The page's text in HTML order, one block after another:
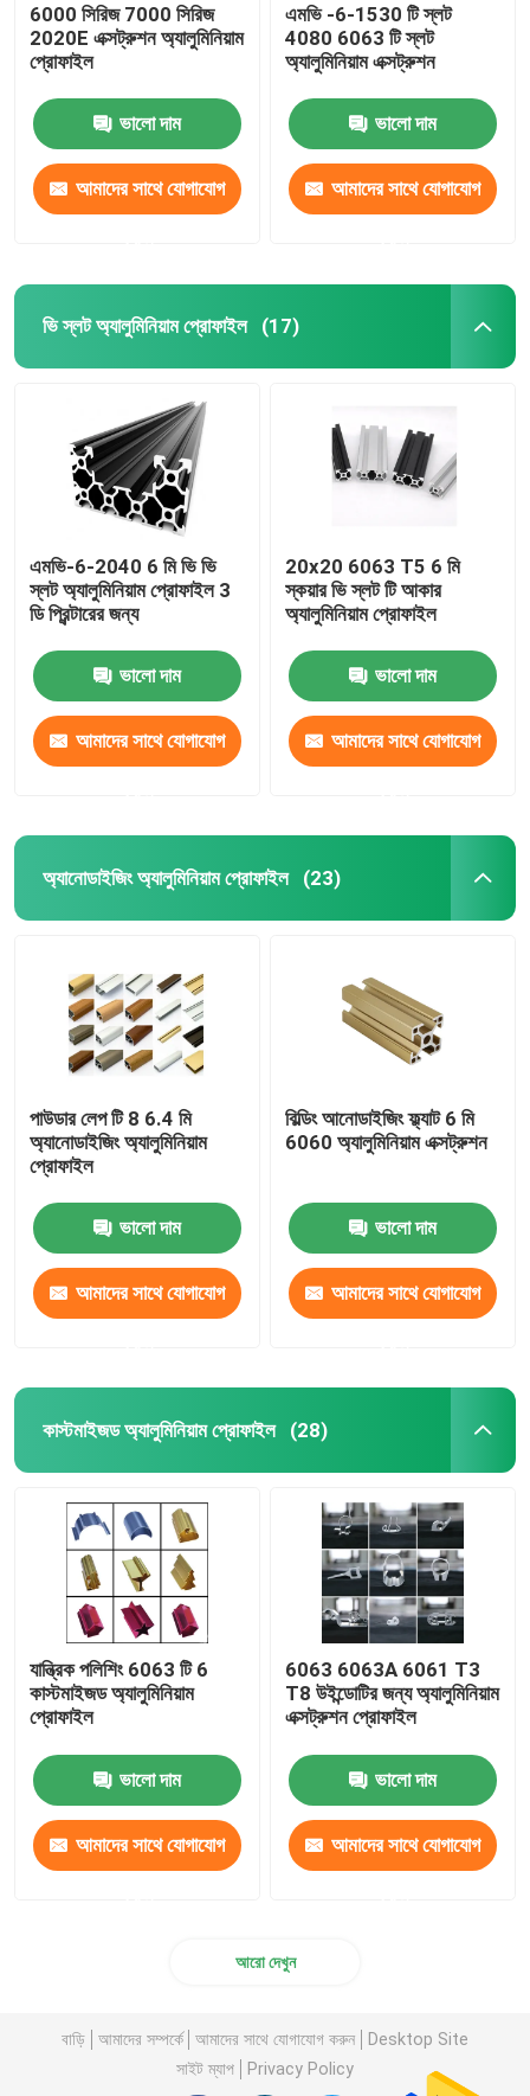
6000 সিরিজ 7000 সিরিজ
2020E এক্সট্রুশন অ্যালুমিনিয়াম
প্রোফাইল
ভালো দাম
আমাদের সাথে যোগাযোগ
এমভি -6-1530 টি স্লট
4080 6063 টি স্লট
অ্যালুমিনিয়াম এক্সট্রুশন
ভালো দাম
আমাদের সাথে যোগাযোগ
ভি স্লট অ্যালুমিনিয়াম প্রোফাইল (17)
এমভি-6-2040 6 মি ভি ভি
স্লট অ্যালুমিনিয়াম প্রোফাইল 3
ডি প্রিন্টারের জন্য
ভালো দাম
আমাদের সাথে যোগাযোগ
20x20 6063 T5 6 মি
স্কয়ার ভি স্লট টি আকার
অ্যালুমিনিয়াম প্রোফাইল
ভালো দাম
আমাদের সাথে যোগাযোগ
অ্যানোডাইজিং অ্যালুমিনিয়াম প্রোফাইল (23)
পাউডার লেপ টি 8 6.4 মি
অ্যানোডাইজিং অ্যালুমিনিয়াম
প্রোফাইল
ভালো দাম
আমাদের সাথে যোগাযোগ
বিল্ডিং আনোডাইজিং ফ্ল্যাট 6 মি
6060 অ্যালুমিনিয়াম এক্সট্রুশন
ভালো দাম
আমাদের সাথে যোগাযোগ
কাস্টমাইজড অ্যালুমিনিয়াম প্রোফাইল (28)
যান্ত্রিক পলিশিং 6063 টি 6
কাস্টমাইজড অ্যালুমিনিয়াম
প্রোফাইল
ভালো দাম
আমাদের সাথে যোগাযোগ
6063 6063A 6061 T3
T8 উইন্ডোটির জন্য অ্যালুমিনিয়াম
এক্সট্রুশন প্রোফাইল
ভালো দাম
আমাদের সাথে যোগাযোগ
আরো দেখুন
বাড়ি আমাদের সম্পর্কে আমাদের সাথে যোগাযোগ করুন
Desktop Site
সাইট ম্যাপ
Privacy Policy